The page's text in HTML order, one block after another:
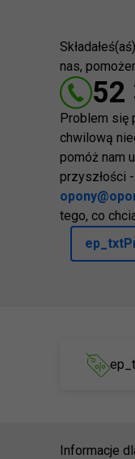
nas,
52
Problem się
chwilową
pomóż nam
przyszłości
tego, co
Informacje